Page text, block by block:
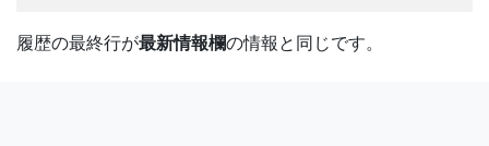
履歴の最終行が最新情報欄の情報と同じです。